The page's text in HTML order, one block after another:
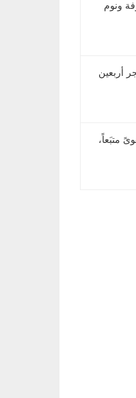
ونوم
أربعين
متبَعاً،